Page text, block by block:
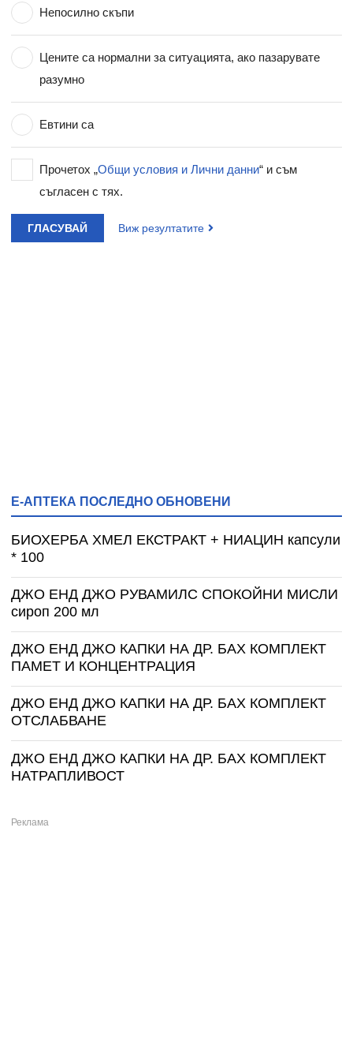
Непосилно скъпи
Цените са нормални за ситуацията, ако пазарувате
разумно
Евтини са
Прочетох „Общи условия и Лични данни“ и съм
съгласен с тях.
ГЛАСУВАЙ Виж резултатите
Е-АПТЕКА ПОСЛЕДНО ОБНОВЕНИ
БИОХЕРБА ХМЕЛ ЕКСТРАКТ + НИАЦИН капсули
* 100
ДЖО ЕНД ДЖО РУВАМИЛС СПОКОЙНИ МИСЛИ
сироп 200 мл
ДЖО ЕНД ДЖО КАПКИ НА ДР. БАХ КОМПЛЕКТ
ПАМЕТ И КОНЦЕНТРАЦИЯ
ДЖО ЕНД ДЖО КАПКИ НА ДР. БАХ КОМПЛЕКТ
ОТСЛАБВАНЕ
ДЖО ЕНД ДЖО КАПКИ НА ДР. БАХ КОМПЛЕКТ
НАТРАПЛИВОСТ